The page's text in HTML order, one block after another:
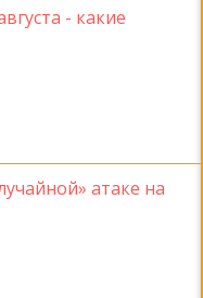
- какие
атаке на